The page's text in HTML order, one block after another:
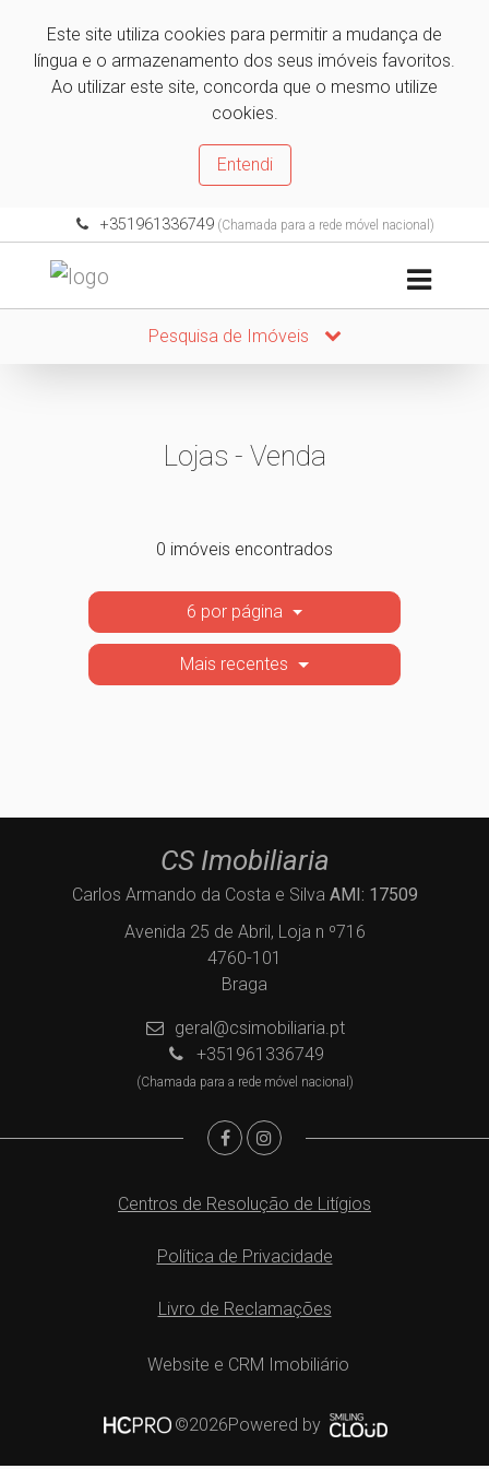
Este site utiliza cookies para permitir a mudança de
língua e o armazenamento dos seus imóveis favoritos.
Ao utilizar este site, concorda que o mesmo utilize
cookies.
Entendi
+351961336749 (Chamada para a rede móvel nacional)
Pesquisa de Imóveis
Lojas - Venda
0 imóveis encontrados
6 por página
Mais recentes
CS Imobiliaria
Carlos Armando da Costa e Silva AMI: 17509
Avenida 25 de Abril, Loja n º716
4760-101
Braga
geral@csimobiliaria.pt
+351961336749
(Chamada para a rede móvel nacional)
Centros de Resolução de Litígios
Política de Privacidade
Livro de Reclamações
Website e CRM Imobiliário
©2026Powered by